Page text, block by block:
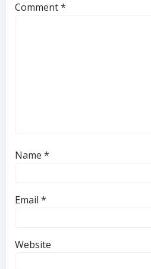
Comment*
Name *
Email *
Website